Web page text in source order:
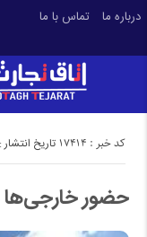
درباره ما تماس با ما
تاریخ انتشار : یکشنبه کد خبر : 17414
حضور